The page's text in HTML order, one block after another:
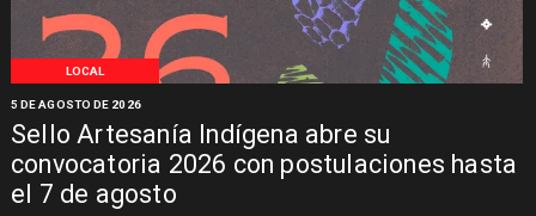
LOCAL
Sello Artesanía Indígena abre su
convocatoria 2026 con postulaciones hasta
el 7 de agosto
5 DE AGOSTO DE 2026